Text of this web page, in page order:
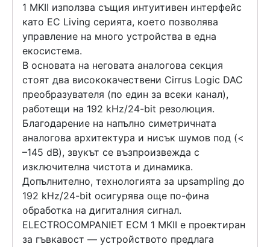
1 MKII използва същия интуитивен интерфейс
като EC Living серията, което позволява
управление на много устройства в една
екосистема.
В основата на неговата аналогова секция
стоят два висококачествени Cirrus Logic DAC
преобразувателя (по един за всеки канал),
работещи на 192 kHz/24-bit резолюция.
Благодарение на напълно симетричната
аналогова архитектура и нисък шумов под (<
–145 dB), звукът се възпроизвежда с
изключителна чистота и динамика.
Допълнително, технологията за upsampling до
192 kHz/24-bit осигурява още по-фина
обработка на дигиталния сигнал.
ELECTROCOMPANIET ECM 1 MKII е проектиран
за гъвкавост — устройството предлага